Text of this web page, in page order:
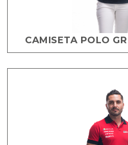
CAMISETA POLO